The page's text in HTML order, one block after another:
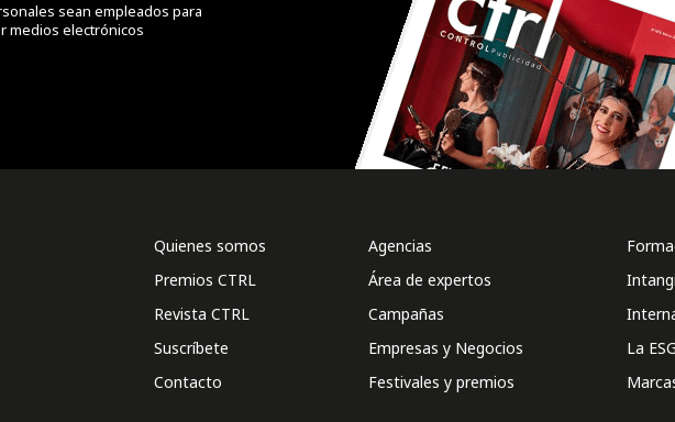
sean empleados para
medios electrónicos
Quienes somos
Premios CTRL
Revista CTRL
Suscríbete
Contacto
Agencias
Área de expertos
Campañas
Empresas y Negocios
Festivales y premios
La